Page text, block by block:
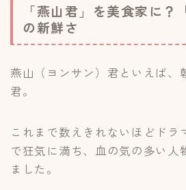
「燕山君」を美食家に？
の新鮮さ
燕山（ヨンサン）君といえば、
君。
これまで数えきれないほどドラ
で狂気に満ち、血の気の多い人
ました。